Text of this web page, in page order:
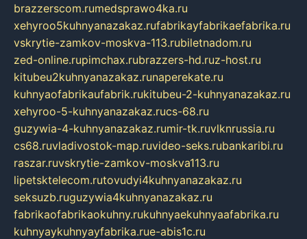
brazzerscom.rumedsprawo4ka.ru
xehyroo5kuhnyanazakaz.rufabrikayfabrikaefabrika.ru
vskrytie-zamkov-moskva-113.rubiletnadom.ru
zed-online.rupimchax.rubrazzers-hd.ruz-host.ru
kitubeu2kuhnyanazakaz.runaperekate.ru
kuhnyaofabrikaufabrik.rukitubeu-2-kuhnyanazakaz.ru
xehyroo-5-kuhnyanazakaz.rucs-68.ru
guzywia-4-kuhnyanazakaz.rumir-tk.ruvlknrussia.ru
cs68.ruvladivostok-map.ruvideo-seks.rubankaribi.ru
raszar.ruvskrytie-zamkov-moskva113.ru
lipetsktelecom.rutovudyi4kuhnyanazakaz.ru
seksuzb.ruguzywia4kuhnyanazakaz.ru
fabrikaofabrikaokuhny.rukuhnyaekuhnyaafabrika.ru
kuhnyaykuhnyayfabrika.rue-abis1c.ru